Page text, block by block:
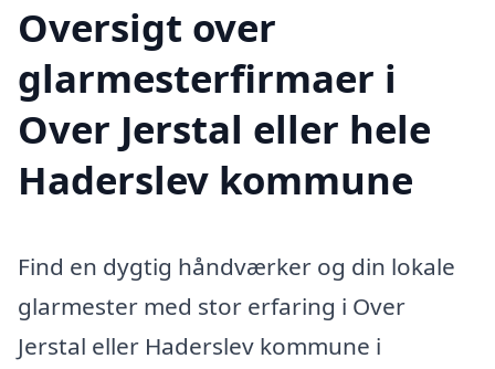
Oversigt over
glarmesterfirmaer i
Over Jerstal eller hele
Haderslev kommune
Find en dygtig håndværker og din lokale
glarmester med stor erfaring i Over
Jerstal eller Haderslev kommune i